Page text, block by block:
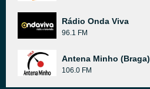
Rádio Onda Viva
96.1 FM
Antena Minho (Braga)
106.0 FM